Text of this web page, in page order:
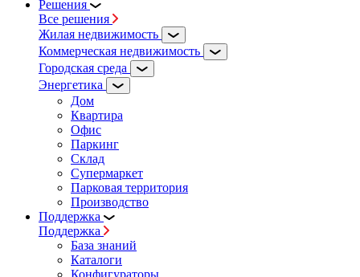
Решения
Все решения
Жилая недвижимость
Коммерческая недвижимость
Городская среда
Энергетика
Дом
Квартира
Офис
Паркинг
Склад
Супермаркет
Парковая территория
Производство
Поддержка
Поддержка
База знаний
Каталоги
Конфигураторы